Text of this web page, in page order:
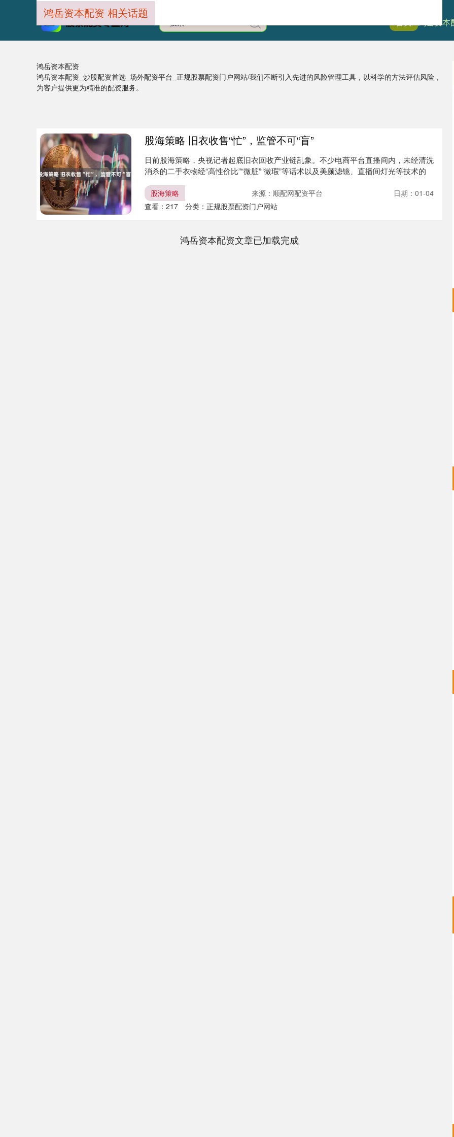
鸿岳资
鸿岳资本配资
鸿岳资本配资_炒股配资首选_场外配资平台_正规股票配资门户网站/我们不断引入先进的风险管理工具，以科学的方法评估风险，
为客户提供更为精准的配资服务。
鸿岳资本配资 相关话题
股海策略 旧衣收售“忙”，监管不可“盲”
日前股海策略，央视记者起底旧衣回收产业链乱象。不少电商平台直播间内，未经清洗
消杀的二手衣物经“高性价比”“微脏”“微瑕”等话术以及美颜滤镜、直播间灯光等技术的
股海策略 来源：顺配网配资平台
日期：01-04
查看： 217 分类： 正规股票配资门户网站
鸿岳资本配资文章已加载完成